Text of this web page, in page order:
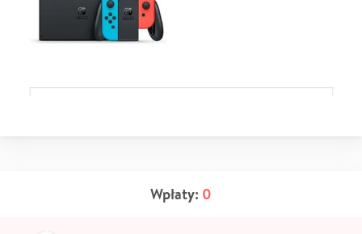
Wpłaty: 0